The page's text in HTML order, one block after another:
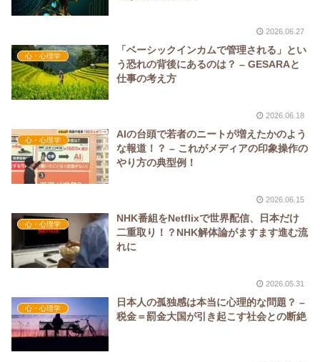
2026.06.27
心・心理学
「ベーシックインカムで管理される」とい
う恐れの背後にあるのは？ – GESARAと
仕事の考え方
2026.06.18
心・心理学
AIの台頭で若者のニートが増えたかのよう
な報道！？ – これがメディアの印象操作の
やり方の典型例！
2026.06.15
心・心理学
NHK番組をNetflixで世界配信、日本だけ
二重取り！？NHK解体論がますます進む流
れに
2026.05.31
心・心理学
日本人の孤独感は本当に心理的な問題？ –
税金＝罰金大国が引き起こす社会との断絶